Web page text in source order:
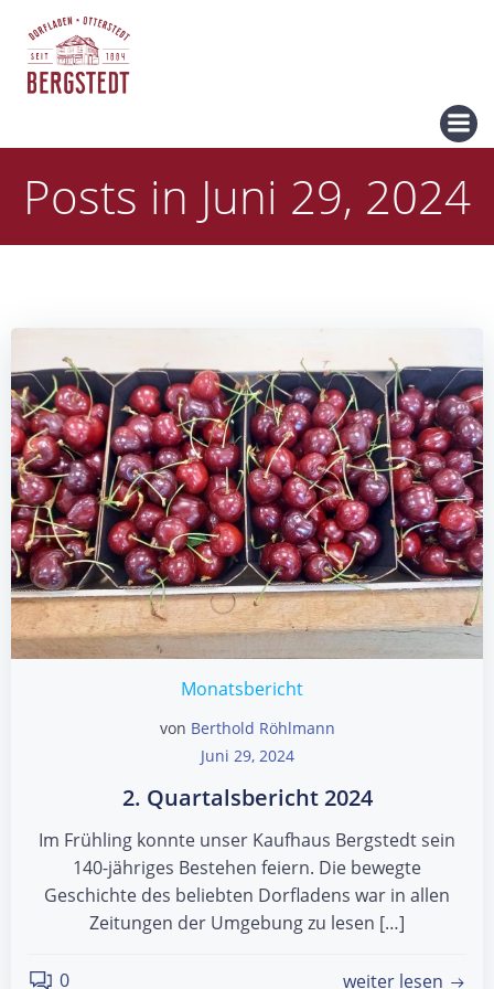
Posts in Juni 29, 2024
Monatsbericht
von Berthold Röhlmann
Juni 29, 2024
2. Quartalsbericht 2024
Im Frühling konnte unser Kaufhaus Bergstedt sein
140-jähriges Bestehen feiern. Die bewegte
Geschichte des beliebten Dorfladens war in allen
Zeitungen der Umgebung zu lesen […]
0 weiter lesen